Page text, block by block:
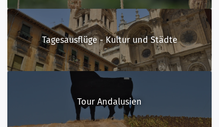
Tour Andalusien
Tagesausflüge - Kultur und Städte